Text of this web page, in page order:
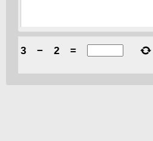
3 − 2 =